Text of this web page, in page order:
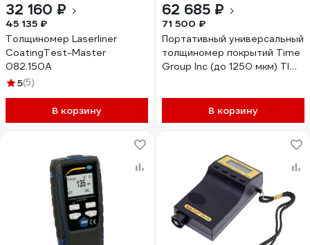
32 160 ₽
45 135 ₽
Толщиномер Laserliner
CoatingTest-Master
082.150A
5(5)
В корзину
62 685 ₽
71 500 ₽
Портативный универсальный
толщиномер покрытий Time
Group Inc (до 1250 мкм) TIME
В корзину